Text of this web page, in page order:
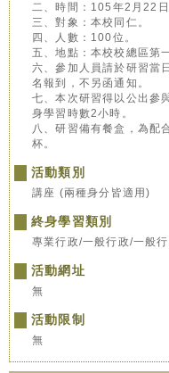
二、時間：105年2月22
三、對象：本校同仁。
四、人數：100位。
五、地點：本校校總區第
六、參加人員請於研習當
名報到，不另函通知。
七、本次研習得以公出參
身學習時數2小時。
八、研習備有餐盒，為配
杯。
活動類別
講座 (兩種身分皆適用)
終身學習類別
專業行政/一般行政/一般
活動網址
無
活動限制
無